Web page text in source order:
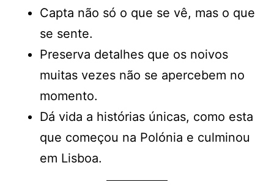
Capta não só o que se vê, mas o que
se sente.
Preserva detalhes que os noivos
muitas vezes não se apercebem no
momento.
Dá vida a histórias únicas, como esta
que começou na Polónia e culminou
em Lisboa.